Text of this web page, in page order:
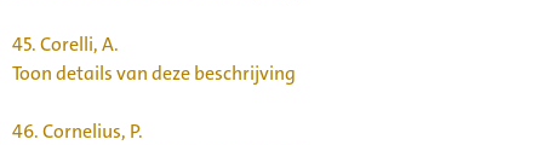
45.Corelli, A.
Toon details van deze beschrijving
46.Cornelius, P.